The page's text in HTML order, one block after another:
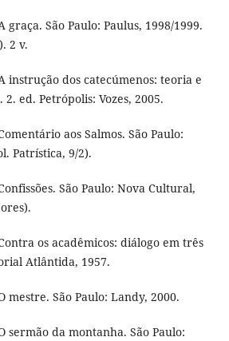
graça. São Paulo: Paulus, 1998/1999.
2 v.
instrução dos catecúmenos: teoria e
ed. Petrópolis: Vozes, 2005.
aos Salmos. São Paulo:
Patrística, 9/2).
São Paulo: Nova Cultural,
os acadêmicos: diálogo em três
Atlântida, 1957.
mestre. São Paulo: Landy, 2000.
sermão da montanha. São Paulo: